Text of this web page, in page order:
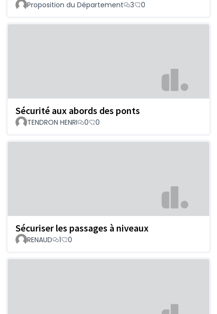
Proposition du Département 3 0
Sécurité aux abords des ponts
TENDRON HENRI 0 0
Sécuriser les passages à niveaux
RENAUD 1 0